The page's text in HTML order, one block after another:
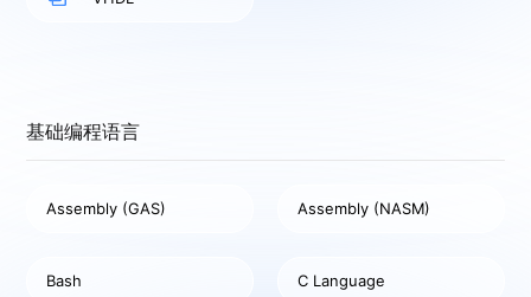
基础编程语言
Assembly (GAS) Assembly (NASM)
Bash C Language